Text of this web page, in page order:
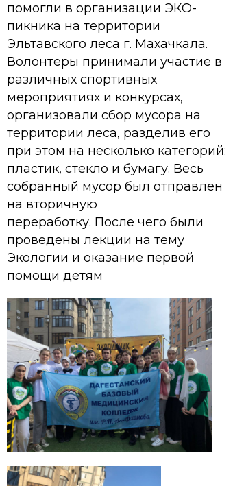
помогли в организации ЭКО-
пикника на территории
Эльтавского леса г. Махачкала.
Волонтеры принимали участие в
различных спортивных
мероприятиях и конкурсах,
организовали сбор мусора на
территории леса, разделив его
при этом на несколько категорий:
пластик, стекло и бумагу. Весь
собранный мусор был отправлен
на вторичную
переработку. После чего были
проведены лекции на тему
Экологии и оказание первой
помощи детям